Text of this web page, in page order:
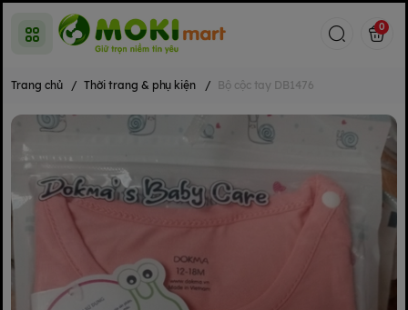
0
Trang chủ / Thời trang & phụ kiện / Bộ cộc tay DB1476